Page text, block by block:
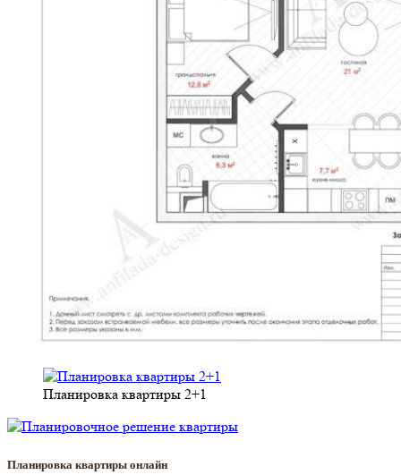
Планировка квартиры 2+1
Планировка квартиры онлайн